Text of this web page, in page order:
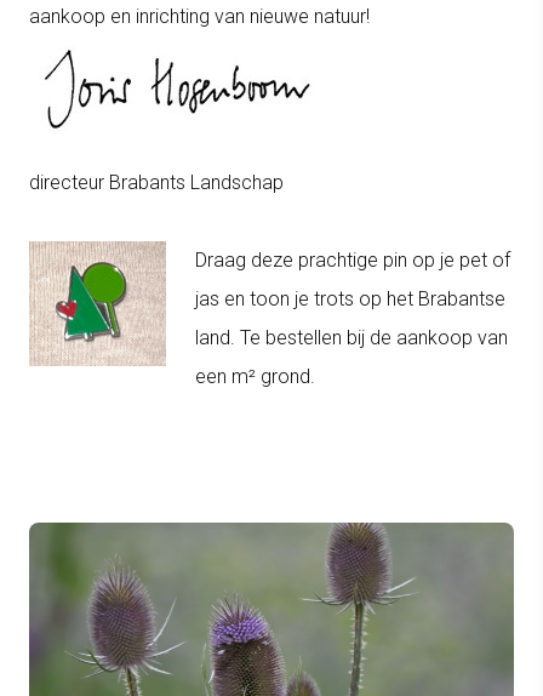
aankoop en inrichting van nieuwe natuur!
directeur Brabants Landschap
Draag deze prachtige pin op je pet of
jas en toon je trots op het Brabantse
land. Te bestellen bij de aankoop van
een m² grond.